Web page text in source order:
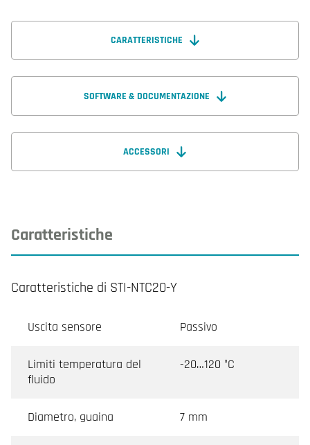
CARATTERISTICHE
SOFTWARE & DOCUMENTAZIONE
ACCESSORI
Caratteristiche
Caratteristiche di STI-NTC20-Y
Uscita sensore Passivo
Limiti temperatura del
fluido
-20…120 °C
Diametro, guaina 7 mm